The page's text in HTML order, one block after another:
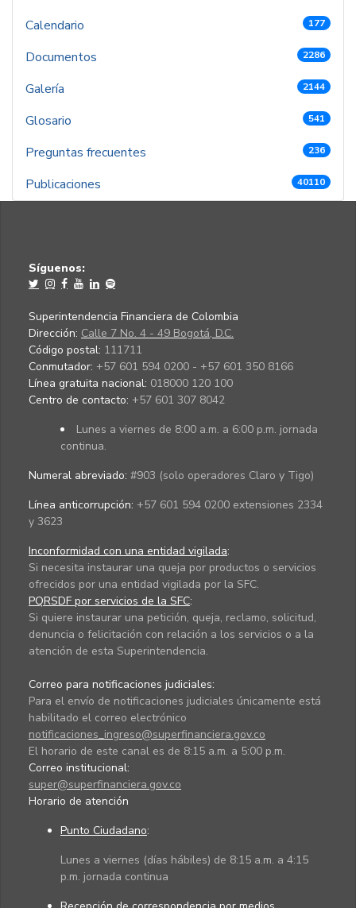
Calendario
177
Documentos 2286
Galería 2144
Glosario 541
Preguntas frecuentes 236
Publicaciones 40110
Síguenos:
Superintendencia Financiera de Colombia
Dirección: Calle 7 No. 4 - 49 Bogotá, D.C.
Código postal: 111711
Conmutador: +57 601 594 0200 - +57 601 350 8166
Línea gratuita nacional: 018000 120 100
Centro de contacto: +57 601 307 8042
Lunes a viernes de 8:00 a.m. a 6:00 p.m. jornada
continua.
Numeral abreviado: #903 (solo operadores Claro y Tigo)
Línea anticorrupción: +57 601 594 0200 extensiones 2334
y 3623
Inconformidad con una entidad vigilada:
Si necesita instaurar una queja por productos o servicios
ofrecidos por una entidad vigilada por la SFC.
PQRSDF por servicios de la SFC:
Si quiere instaurar una petición, queja, reclamo, solicitud,
denuncia o felicitación con relación a los servicios o a la
atención de esta Superintendencia.
Correo para notificaciones judiciales:
Para el envío de notificaciones judiciales únicamente está
habilitado el correo electrónico
notificaciones_ingreso@superfinanciera.gov.co
El horario de este canal es de 8:15 a.m. a 5:00 p.m.
Correo institucional:
super@superfinanciera.gov.co
Horario de atención
Punto Ciudadano:
Lunes a viernes (días hábiles) de 8:15 a.m. a 4:15
p.m. jornada continua